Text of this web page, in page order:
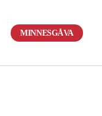
MINNESGÅVA